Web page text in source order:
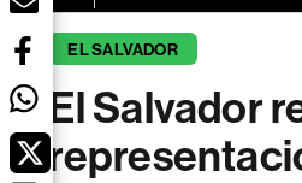
EL SALVADOR
El Salvador